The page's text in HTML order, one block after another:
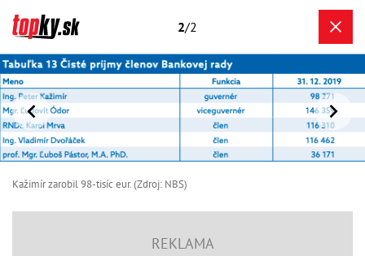
2/2
Kažimír zarobil 98-tisíc eur. (Zdroj: NBS)